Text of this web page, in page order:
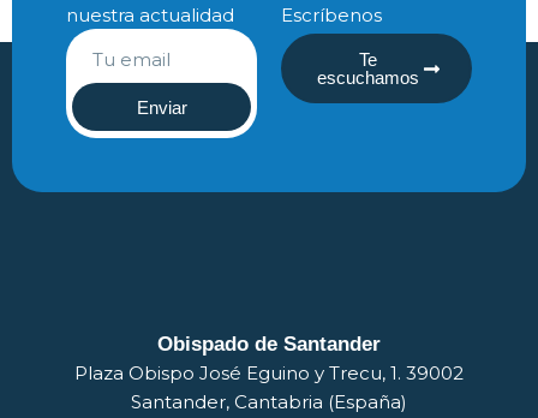
nuestra actualidad
Enviar
Escríbenos
Te
escuchamos
Obispado de Santander
Plaza Obispo José Eguino y Trecu, 1. 39002
Santander, Cantabria (España)